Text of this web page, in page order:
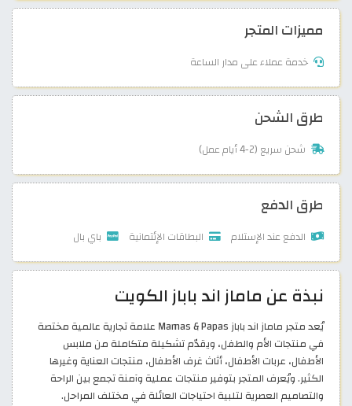
مميزات المتجر
خدمة عملاء على مدار الساعة
طرق الشحن
شحن سريع (2-4 أيام عمل)
طرق الدفع
الدفع عند الإستلام البطاقات الإئتمانية باي بال
نبذة عن ماماز اند باباز الكويت
يُعد متجر ماماز اند باباز Mamas & Papas علامة تجارية عالمية مختصة
في منتجات الأم والطفل، ويقدّم تشكيلة متكاملة من ملابس
الأطفال، عربات الأطفال، أثاث غرف الأطفال، منتجات العناية وغيرها
الكثير. ويُعرف المتجر بتوفير منتجات عملية وآمنة تجمع بين الراحة
والتصاميم العصرية لتلبية احتياجات العائلة في مختلف المراحل.